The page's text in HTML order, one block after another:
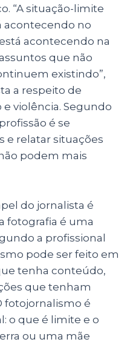
“A situação-limite
acontecendo no
acontecendo na
que não
existindo”,
a respeito de
violência. Segundo
é se
e relatar situações
podem mais
do jornalista é
fotografia é uma
a profissional
pode ser feito em
tenha conteúdo,
que tenham
fotojornalismo é
o que é limite e o
ou uma mãe